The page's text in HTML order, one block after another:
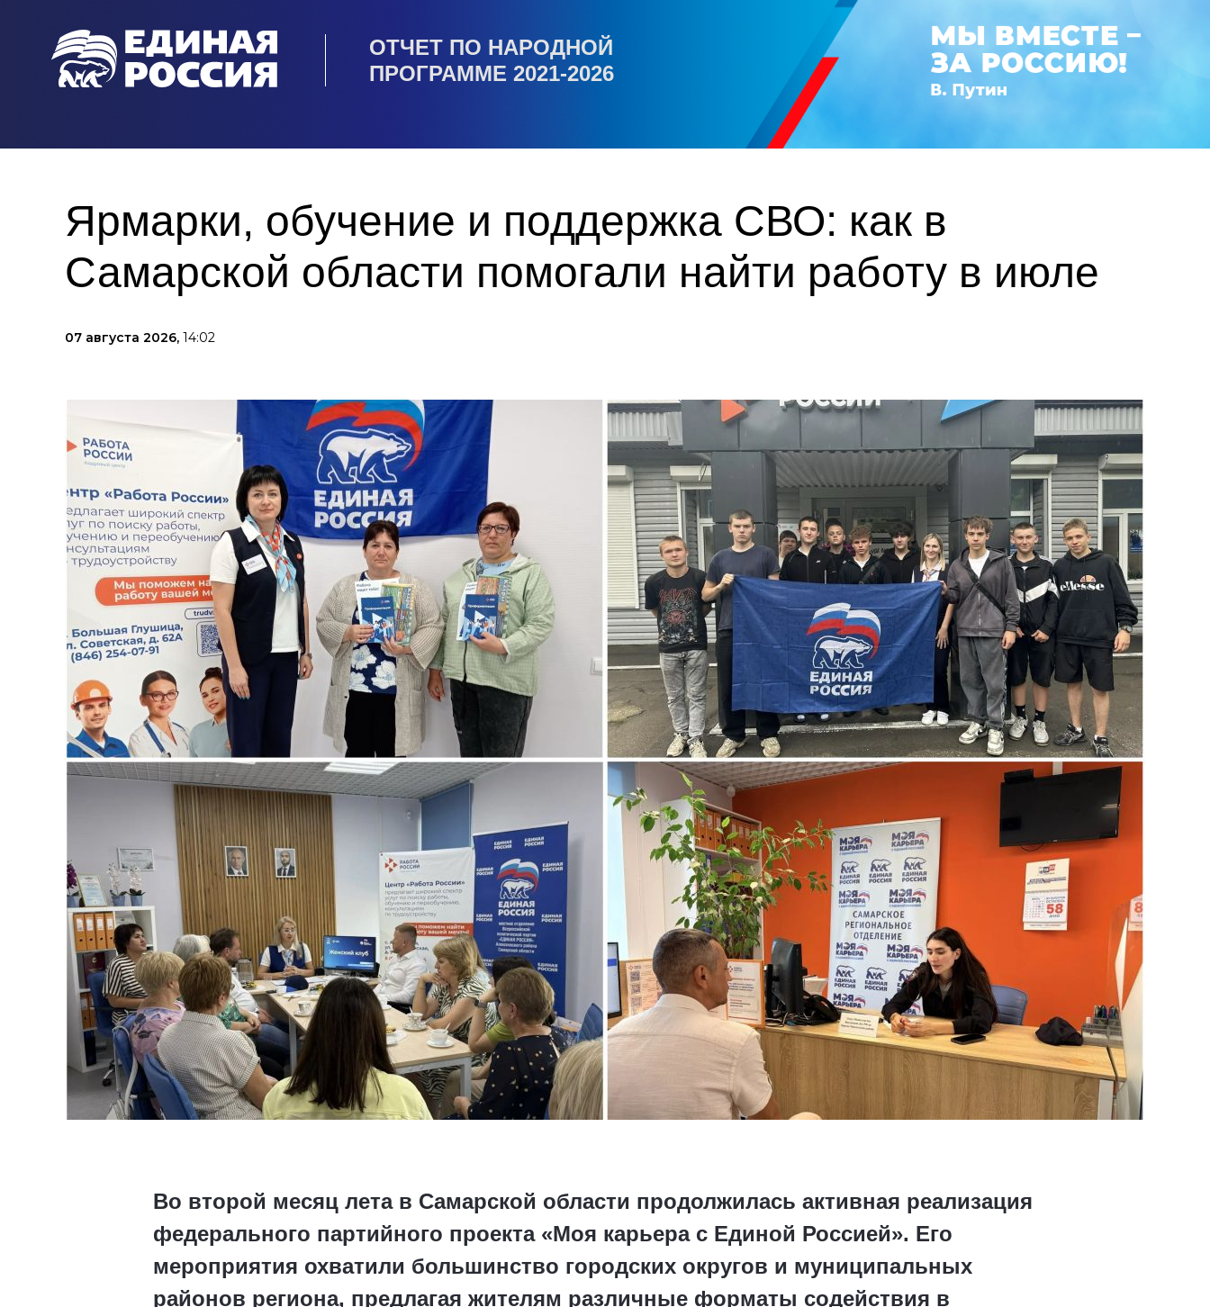
ОТЧЕТ ПО НАРОДНОЙ
ПРОГРАММЕ 2021-2026
Ярмарки, обучение и поддержка СВО: как в
Самарской области помогали найти работу в июле
07 августа 2026, 14:02
Во второй месяц лета в Самарской области продолжилась активная реализация
федерального партийного проекта «Моя карьера с Единой Россией». Его
мероприятия охватили большинство городских округов и муниципальных
районов региона, предлагая жителям различные форматы содействия в